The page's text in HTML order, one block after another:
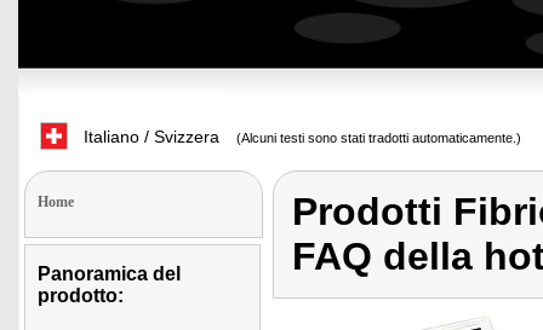
Italiano / Svizzera (Alcuni testi sono stati tradotti automaticamente.)
Home
Panoramica del
prodotto:
Prodotti
FAQ della